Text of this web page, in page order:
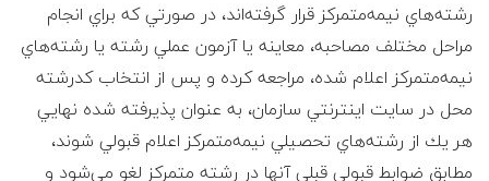
ی
ه
رشته‌‌هاي‌ نيمه‌‌متمركز قرار گرفته‌اند، در صورتي كه براي‌ انجام‌
مراحل‌ مختلف‌ مصاحبه، معاينه يا آزمون عملي رشته‌ يا رشته‌‌هاي‌
نيمه‌متمركز اعلام شده‌، مراجعه ‌كرده و پس از انتخاب كدرشته
محل در سايت اينترنتي سازمان، به عنوان پذيرفته شده ‌نهايي‌
هر يك از رشته‌هاي تحصيلي‌ نيمه‌‌متمركز اعلام‌ قبولي شوند،
مطابق ضوابط قبولي‌ قبلي آنها‌ در رشته‌ متمركز لغو مي‌شود و